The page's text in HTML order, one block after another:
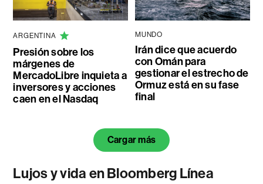
ARGENTINA
Presión sobre los
márgenes de
MercadoLibre inquieta a
inversores y acciones
caen en el Nasdaq
MUNDO
Irán dice que acuerdo
con Omán para
gestionar el estrecho de
Ormuz está en su fase
final
Cargar más
Lujos y vida en Bloomberg Línea